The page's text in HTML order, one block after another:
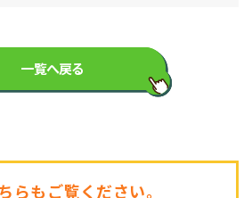
一覧へ戻る
らもご覧ください。